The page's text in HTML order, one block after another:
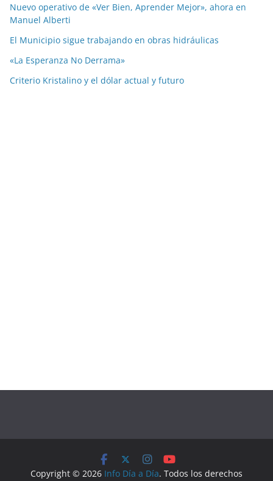
Nuevo operativo de «Ver Bien, Aprender Mejor», ahora en
Manuel Alberti
El Municipio sigue trabajando en obras hidráulicas
«La Esperanza No Derrama»
Criterio Kristalino y el dólar actual y futuro
Copyright © 2026 Info Día a Día. Todos los derechos